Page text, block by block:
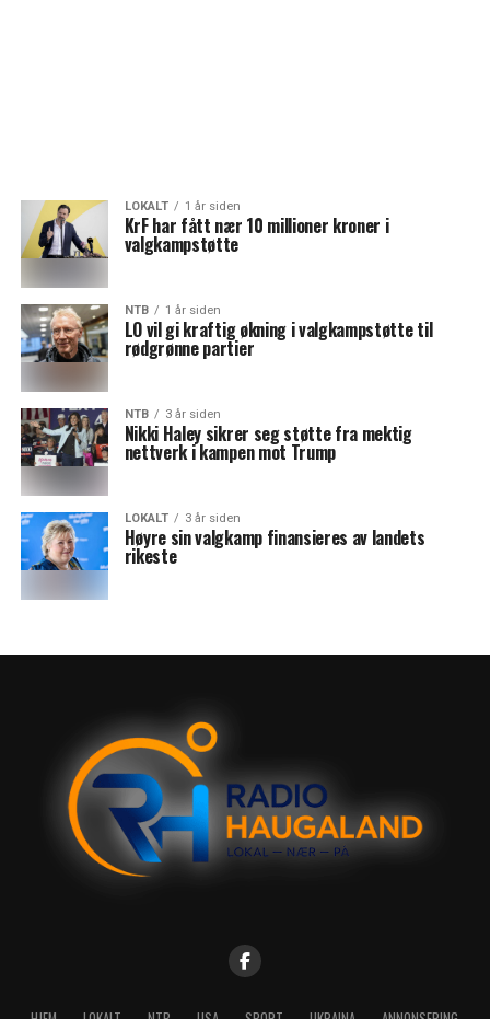
LOKALT 1 år siden
KrF har fått nær 10 millioner kroner i
valgkampstøtte
NTB 1 år siden
LO vil gi kraftig økning i valgkampstøtte til
rødgrønne partier
NTB 3 år siden
Nikki Haley sikrer seg støtte fra mektig
nettverk i kampen mot Trump
LOKALT 3 år siden
Høyre sin valgkamp finansieres av landets
rikeste